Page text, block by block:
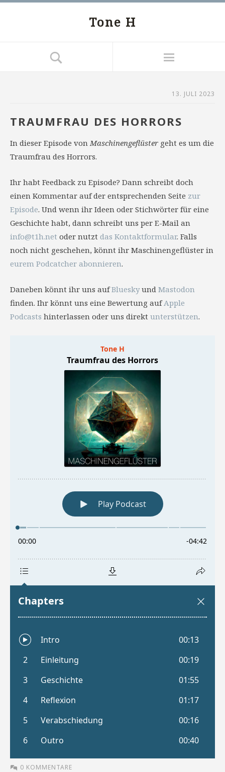
Tone H
13. JULI 2023
TRAUMFRAU DES HORRORS
In dieser Episode vonMaschinengeflüster geht es um die
Traumfrau des Horrors.
Ihr habt Feedback zu Episode? Dann schreibt doch
einen Kommentar auf der entsprechenden Seite zur
Episode. Und wenn ihr Ideen oder Stichwörter für eine
Geschichte habt, dann schreibt uns per E-Mail an
info@t1h.net oder nutzt das Kontaktformular. Falls
noch nicht geschehen, könnt ihr Maschinengeflüster in
eurem Podcatcher abonnieren.
Daneben könnt ihr uns aufBlueskyund Mastodon
finden. Ihr könnt uns eine Bewertung aufApple
Podcasts hinterlassen oder uns direkt unterstützen.
0 KOMMENTARE